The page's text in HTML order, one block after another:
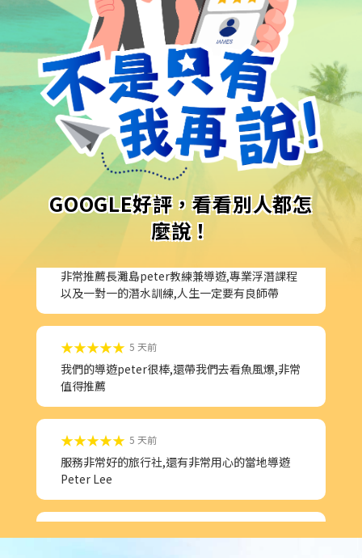
GOOGLE好評，看看別人都怎
麼說！
★★★★★ 4 天前
第二次去長灘島依然選擇富立客制化服務服務很
棒,很專業,當地導遊Peter Lee
★★★★★ 4 天前
第一次的浮潛就是導遊帶下水的,教的很專業,很
多魚,相信專業就對了啦
★★★★★ 4 天前
非常推薦長灘島peter教練兼導遊,專業浮潛課程
以及一對一的潛水訓練,人生一定要有良師帶
★★★★★ 5 天前
我們的導遊peter很棒,還帶我們去看魚風爆,非常
值得推薦
★★★★★
服務非常好的旅行社,還有非常用心的當地導遊
Peter Lee
★★★★★
這是我第一次包車體驗(北海道),司導全程服務讓
我安心許多…下次如有包車需求一定會在找富立